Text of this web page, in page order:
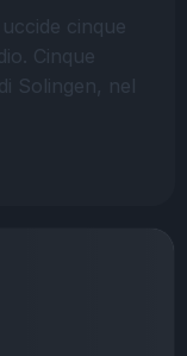
cinque
Cinque
Solingen, nel